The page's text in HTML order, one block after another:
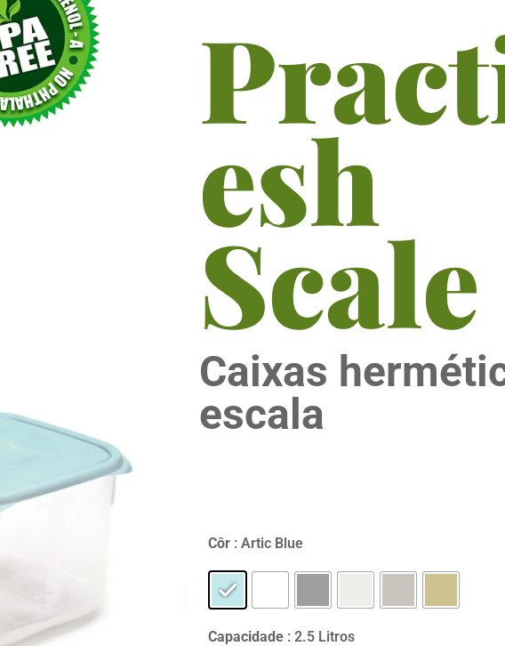
esh
Scale
Caixas
escala
Côr : Artic Blue
Capacidade : 2.5 Litros